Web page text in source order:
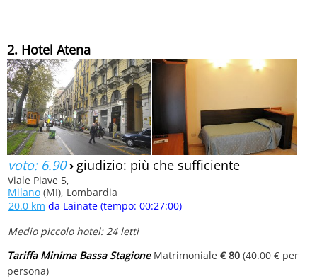
2. Hotel Atena
voto: 6.90› giudizio: più che sufficiente
Viale Piave 5,
Milano (MI), Lombardia
20.0 km da Lainate (tempo: 00:27:00)
Medio piccolo hotel: 24 letti
Tariffa Minima Bassa StagioneMatrimoniale € 80 (40.00 € per
persona)